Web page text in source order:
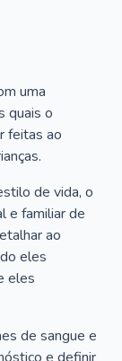
uma
quais o
feitas ao
de vida, o
e familiar de
ao
eles
eles
de sangue e